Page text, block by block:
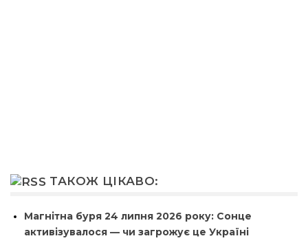
ТАКОЖ ЦІКАВО:
Магнітна буря 24 липня 2026 року: Сонце
активізувалося — чи загрожує це Україні